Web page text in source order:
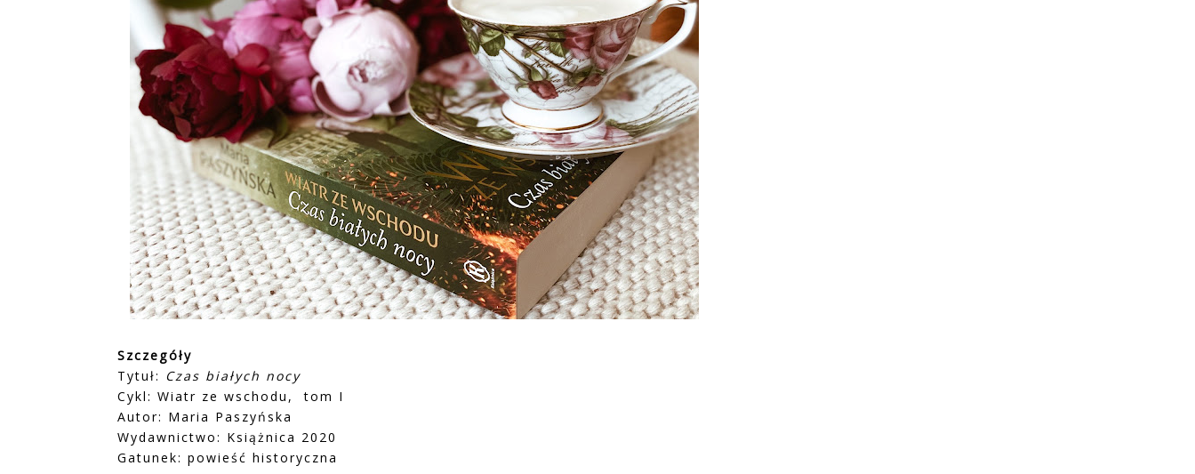
Szczegóły
Tytuł: Czas białych nocy
Cykl: Wiatr ze wschodu, tom I
Autor: Maria Paszyńska
Wydawnictwo: Książnica 2020
Gatunek: powieść historyczna